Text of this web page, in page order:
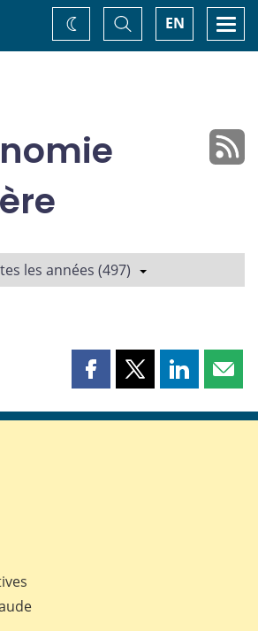
EN
Basculer
la
recherche
Changez
de
les années (497)
Partager
page
Partager
page
Partager
page page